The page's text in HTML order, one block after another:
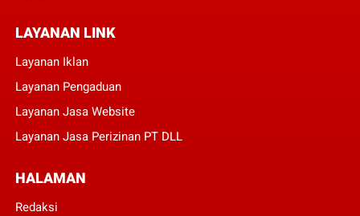
LAYANAN LINK
Layanan Iklan
Layanan Pengaduan
Layanan Jasa Website
Layanan Jasa Perizinan PT DLL
HALAMAN
Redaksi